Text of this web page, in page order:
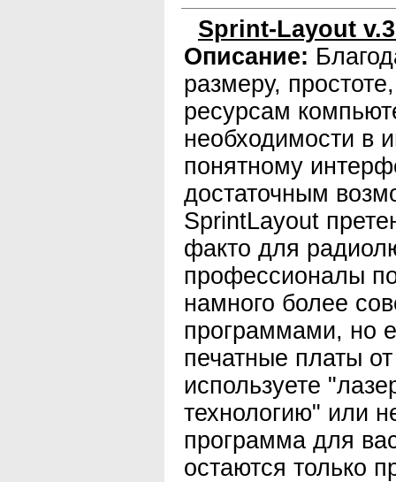
Sprint-Layout
Описание:
размеру,
ресурсам
необходимости в
понятному
достаточным
SprintLayout
факто для
профессионалы
намного более
программами, но
печатные платы
используете
технологию" или
программа для
остаются только